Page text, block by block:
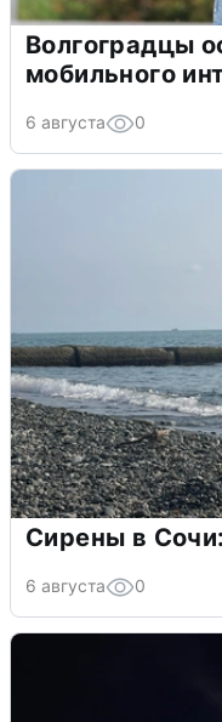
Волгоградцы
мобильного
6 августа 0
Сирены в
6 августа 0